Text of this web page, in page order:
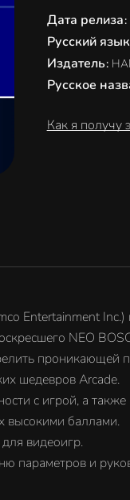
Дата релиза:
Русский
Издатель:
Русское
Как я получу
Entertainment Inc.)
NEO
проникающей
шедевров Arcade.
с игрой, а
высокими баллами.
видеоигр.
параметров и